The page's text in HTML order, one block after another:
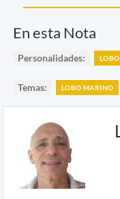
En esta Nota
Personalidades:
Temas: LOBO MARINO